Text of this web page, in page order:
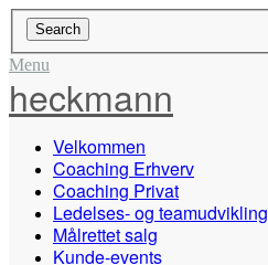
Menu
heckmann
Velkommen
Coaching Erhverv
Coaching Privat
Ledelses- og teamudvikling
Målrettet salg
Kunde-events